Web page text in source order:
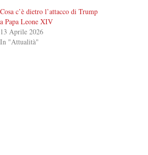
Cosa c’è dietro l’attacco di Trump
a Papa Leone XIV
13 Aprile 2026
In "Attualità"